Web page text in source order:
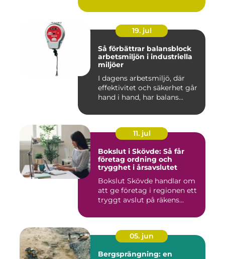
19. jul
Så förbättrar balansblock
arbetsmiljön i industriella
miljöer
I dagens arbetsmiljö, där
effektivitet och säkerhet går
hand i hand, har balans...
11. jul
Bokslut i Skövde: Så får
företag ordning och
trygghet i årsavslutet
Bokslut Skövde handlar om
att ge företag i regionen ett
tryggt avslut på räkens...
05. jun
Bergsprängning: en